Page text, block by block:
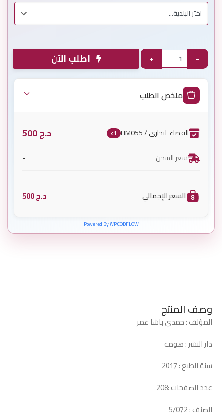
−
+ اطلب الآن
ملخص الطلب
القضاء التجاري / HM055 x1 د.ج
سعر الشحن -
السعر الإجمالي د.ج
Powered By WPCODFLOW
وصف المنتج
المؤلف : حمدي باشا عمر
دار النشر : هومه
سنة الطبع : 2017
عدد الصفحات :208
الصنف : 5/072